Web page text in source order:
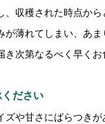
、収穫された時点か
が薄れてしまい、あ
次第なるべく早くお
ださい
ズや甘さにばらつき